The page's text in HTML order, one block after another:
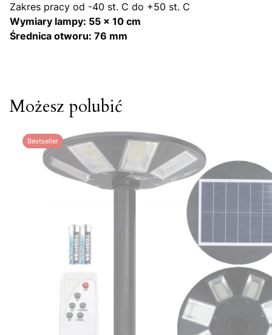
Zakres pracy od -40 st. C do +50 st. C
Wymiary lampy: 55 x 10 cm
Średnica otworu: 76 mm
Możesz polubić
Bestseller